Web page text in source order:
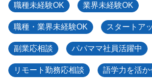
職種未経験OK 業界未経験OK
職種・業界未経験OK スタートア
副業応相談 パパママ社員活躍中
リモート勤務応相談 語学力を活か